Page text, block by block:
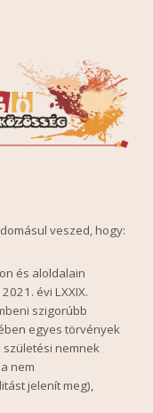
veszed, hogy:
és aloldalain
évi LXXIX.
szigorúbb
egyes törvények
nemnek
nem
jelenít meg),